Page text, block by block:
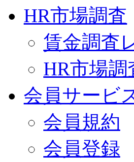
HR市場調査
賃金調査
HR市場
会員サービ
会員規約
会員登録